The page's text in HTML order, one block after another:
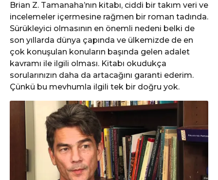
Brian Z. Tamanaha’nın kitabı, ciddi bir takım veri ve
incelemeler içermesine rağmen bir roman tadında.
Sürükleyici olmasının en önemli nedeni belki de
son yıllarda dünya çapında ve ülkemizde de en
çok konuşulan konuların başında gelen adalet
kavramı ile ilgili olması. Kitabı okudukça
sorularınızın daha da artacağını garanti ederim.
Çünkü bu mevhumla ilgili tek bir doğru yok.